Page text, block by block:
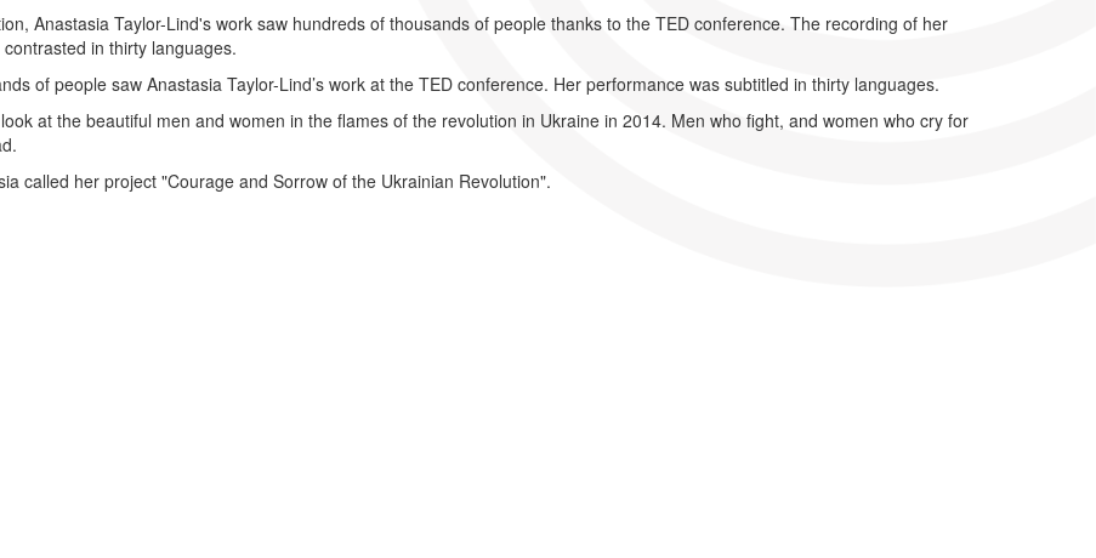
Anastasia Taylor-Lind's work saw hundreds of thousands of people thanks to the TED conference. The recording of her
in thirty languages.
of people saw Anastasia Taylor-Lind’s work at the TED conference. Her performance was subtitled in thirty languages.
at the beautiful men and women in the flames of the revolution in Ukraine in 2014. Men who fight, and women who cry for
called her project "Courage and Sorrow of the Ukrainian Revolution".